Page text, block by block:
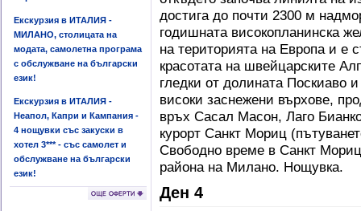
Екскурзия в ИТАЛИЯ -
МИЛАНО, столицата на
модата, самолетна програма
с обслужване на български
език!
Екскурзия в ИТАЛИЯ -
Неапол, Капри и Кампания -
4 нощувки със закуски в
хотел 3*** - със самолет и
обслужване на български
език!
достига до почти 2300 м
годишната високопланинска
на територията на Европа и е
красотата на швейцарските
гледки от долината Поскиаво
високи заснежени върхове,
връх Сасал Масон, Лаго
курорт Санкт Мориц
Свободно време в Санкт
района на Милано. Нощувка.
Ден 4